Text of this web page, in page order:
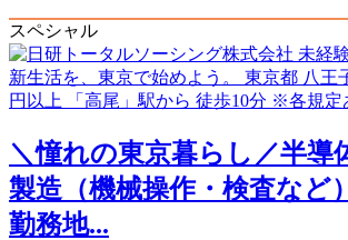
スペシャル
＼憧れの東京暮らし／半導
製造（機械操作・検査など
勤務地...